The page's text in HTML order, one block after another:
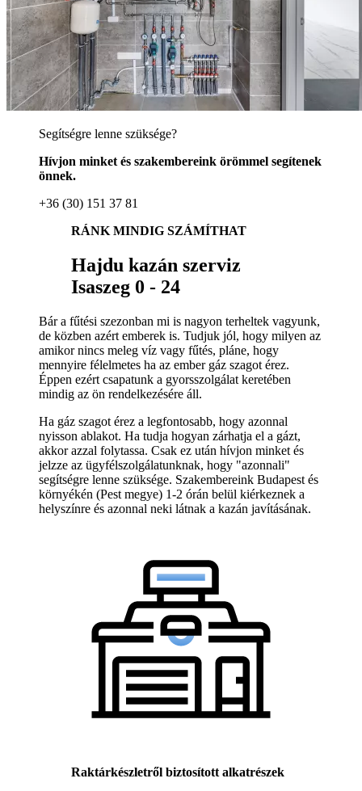
Segítségre lenne szüksége?
Hívjon minket és szakembereink örömmel segítenek
önnek.
+36 (30) 151 37 81
RÁNK MINDIG SZÁMÍTHAT
Hajdu kazán szerviz
Isaszeg 0 - 24
Bár a fűtési szezonban mi is nagyon terheltek vagyunk,
de közben azért emberek is. Tudjuk jól, hogy milyen az
amikor nincs meleg víz vagy fűtés, pláne, hogy
mennyire félelmetes ha az ember gáz szagot érez.
Éppen ezért csapatunk a gyorsszolgálat keretében
mindig az ön rendelkezésére áll.
Ha gáz szagot érez a legfontosabb, hogy azonnal
nyisson ablakot. Ha tudja hogyan zárhatja el a gázt,
akkor azzal folytassa. Csak ez után hívjon minket és
jelzze az ügyfélszolgálatunknak, hogy "azonnali"
segítségre lenne szüksége. Szakembereink Budapest és
környékén (Pest megye) 1-2 órán belül kiérkeznek a
helyszínre és azonnal neki látnak a kazán javításának.
Raktárkészletről biztosított alkatrészek